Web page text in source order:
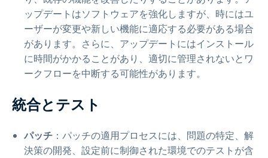
ップデートはソフトウェアを強化しますが、時にはユ
ーザーが変更や新しい機能に適応する必要がある場合
があります。さらに、アップデートにはインストール
に時間がかかることがあり、適切に管理されないとワ
ークフローを中断する可能性があります。
統合とテスト
パッチ ：パッチの適用プロセスには、問題の特定、解
決策の開発、設定前に制御された環境でのテストが含